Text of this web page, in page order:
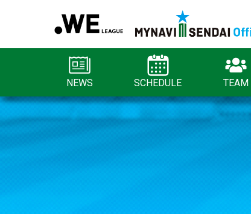
NEWS SCHEDULE TEAM